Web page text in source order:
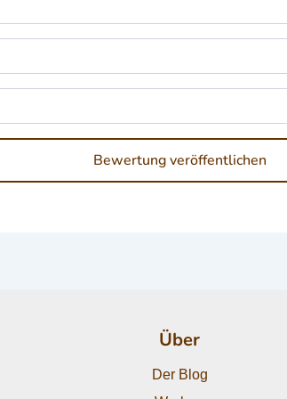
Über
Der Blog